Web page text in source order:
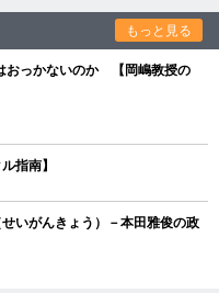
もっと見る
おっかないのか 【岡嶋教授の
指南】
いがんきょう）－本田雅俊の政